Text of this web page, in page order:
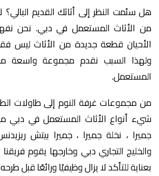
هل سئمت النظر إلى أثاثك القديم
من الأثاث المستعمل في دبي. نحن
الأحيان قطعة جديدة من الأثاث ليس
ولهذا السبب نقدم مجموعة واسعة من
المستعمل.
من مجموعات غرفة النوم إلى طاولات
شيء أنواع الأثاث المستعمل في دبي
والخليج التجاري دبي وخارجها يقوم
بعناية للتأكد لا يزال وظيفيًا ورائعًا قبل